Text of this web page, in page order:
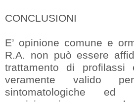
CONCLUSIONI
E’ opinione comune e
R.A. non può essere
trattamento di profilassi
veramente valido
sintomatologiche